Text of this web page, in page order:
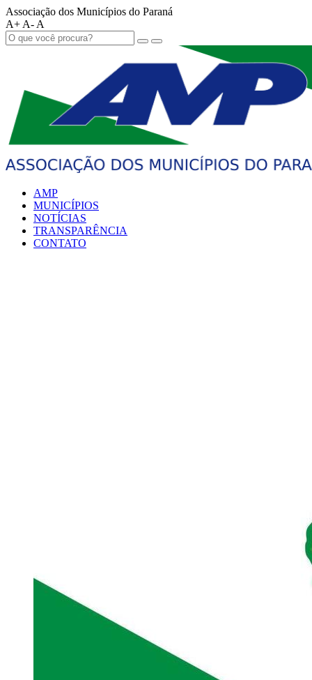
Associação dos Municípios do Paraná
A+ A- A
AMP
MUNICÍPIOS
NOTÍCIAS
TRANSPARÊNCIA
CONTATO